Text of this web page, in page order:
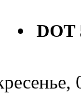
DOT